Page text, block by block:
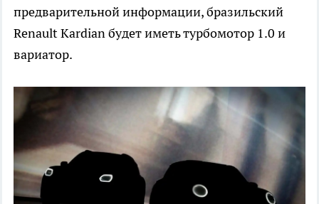
предварительной информации, бразильский
Renault Kardian будет иметь турбомотор 1.0 и
вариатор.